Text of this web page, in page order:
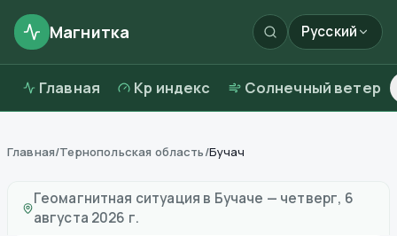
Магнитка Русский
Главная Kp индекс Солнечный ветер
Главная/Тернопольская область/Бучач
Геомагнитная ситуация в Бучаче — четверг, 6
августа 2026 г.